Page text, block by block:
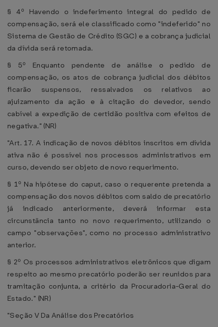
§ 4º Havendo o indeferimento integral do pedido de
compensação, será ele classificado como "indeferido" no
Sistema de Gestão de Crédito (SGC) e a cobrança judicial
da dívida será retomada.
§ 5º Enquanto pendente de análise o pedido de
compensação, os atos de cobrança judicial dos débitos
ficarão suspensos, ressalvados os relativos ao
ajuizamento da ação e à citação do devedor, sendo
cabível a expedição de certidão positiva com efeitos de
negativa." (NR)
"Art. 17. A indicação de novos débitos inscritos em dívida
ativa não é possível nos processos administrativos em
curso, devendo ser objeto de novo requerimento.
§ 1º Na hipótese do caput, caso o requerente pretenda a
compensação dos novos débitos com saldo de precatório
já indicado anteriormente, deverá informar esta
circunstância tanto no novo requerimento, utilizando o
campo "observações", como no processo administrativo
anterior.
§ 2º Os processos administrativos eletrônicos que digam
respeito ao mesmo precatório poderão ser reunidos para
tramitação conjunta, a critério da Procuradoria-Geral do
Estado." (NR)
"Seção V Da Análise dos Precatórios